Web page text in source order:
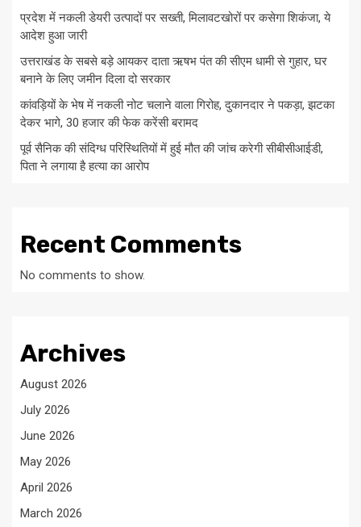
प्रदेश में नकली डेयरी उत्पादों पर सख्ती, मिलावटखोरों पर कसेगा शिकंजा, ये
आदेश हुआ जारी
उत्तराखंड के सबसे बड़े आयकर दाता ऋषभ पंत की सीएम धामी से गुहार, घर
बनाने के लिए जमीन दिला दो सरकार
कांवड़ियों के भेष में नकली नोट चलाने वाला गिरोह, दुकानदार ने पकड़ा, झटका
देकर भागे, 30 हजार की फेक करेंसी बरामद
पूर्व सैनिक की संदिग्ध परिस्थितियों में हुई मौत की जांच करेगी सीबीसीआईडी,
पिता ने लगाया है हत्या का आरोप
Recent Comments
No comments to show.
Archives
August 2026
July 2026
June 2026
May 2026
April 2026
March 2026